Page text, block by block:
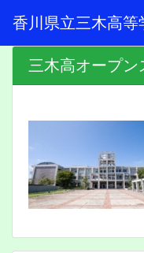
香川県立三木高等
三木高オープン